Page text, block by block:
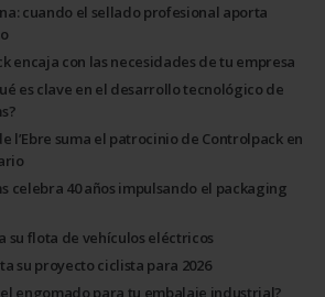
cuando el sellado profesional aporta
encaja con las necesidades de tu empresa
es clave en el desarrollo tecnológico de
l’Ebre suma el patrocinio de Controlpack en
celebra 40 años impulsando el packaging
su flota de vehículos eléctricos
su proyecto ciclista para 2026
engomado para tu embalaje industrial?